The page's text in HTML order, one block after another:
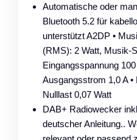
Automatische oder
Bluetooth 5.2 für
unterstützt A2DP •
(RMS): 2 Watt, Musik-
Eingangsspannung
Ausgangsstrom 1,0 A
Nulllast 0,07 Watt
DAB+ Radiowecker
deutscher Anleitung..